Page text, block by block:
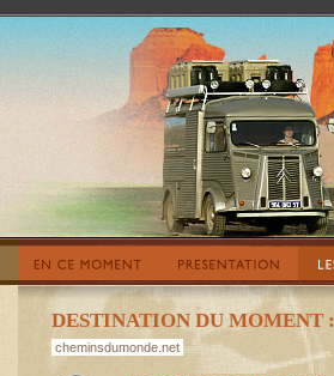
DESTINATION DU MOMENT :
cheminsdumonde.net